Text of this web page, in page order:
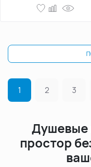
1 2 3
Душевые
простор